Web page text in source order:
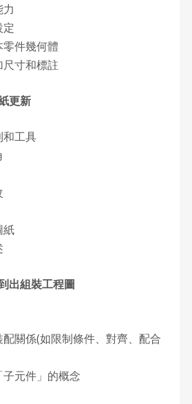
定
件幾何體
寸和標註
更新
和工具
紙
出組裝工程圖
關係(如限制條件、對齊、配合
元件」的概念